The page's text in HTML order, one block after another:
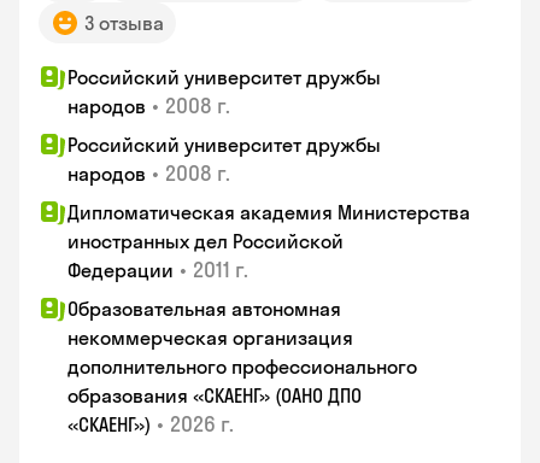
3 отзыва
Российский университет дружбы
народов • 2008 г.
Российский университет дружбы
народов • 2008 г.
Дипломатическая академия Министерства
иностранных дел Российской
Федерации • 2011 г.
Образовательная автономная
некоммерческая организация
дополнительного профессионального
образования «СКАЕНГ» (ОАНО ДПО
«СКАЕНГ») • 2026 г.